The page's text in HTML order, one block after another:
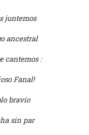
juntemos
ancestral
cantemos :
Fanal!
bravío
sin par